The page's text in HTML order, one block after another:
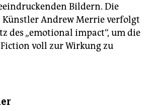
Bildern. Die
Künstler Andrew Merrie verfolgt
des „emotional impact“, um die
Fiction voll zur Wirkung zu